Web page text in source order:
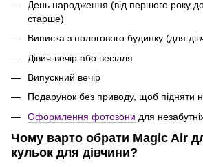
День народження (від першого року до
старше)
Виписка з пологового будинку (для
Дівич-вечір або весілля
Випускний вечір
Подарунок без приводу, щоб підняти
Оформлення фотозони для
Чому варто обрати Magic Air
кульок для дівчини?